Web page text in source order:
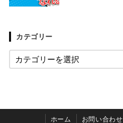
カテゴリー
ホーム お問い合わせ